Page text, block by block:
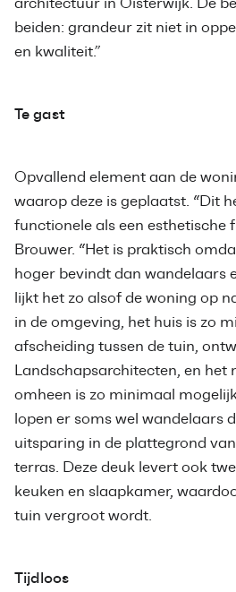
beiden: grandeur zit niet in
en kwaliteit.”
Te gast
Opvallend element aan de
waarop deze is geplaatst. “Dit
functionele als een esthetische
Brouwer. “Het is praktisch
hoger bevindt dan wandelaars
lijkt het zo alsof de woning op
in de omgeving, het huis is zo
afscheiding tussen de tuin,
Landschapsarchitecten, en het
omheen is zo minimaal
lopen er soms wel wandelaars
uitsparing in de plattegrond
terras. Deze deuk levert ook
keuken en slaapkamer,
tuin vergroot wordt.
Tijdloos